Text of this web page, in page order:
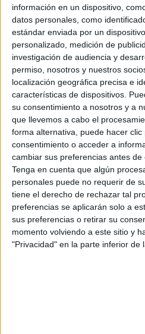
información en un dispositivo,
datos personales, como
estándar enviada por un
personalizado, medición de
investigación de audiencia y
permiso, nosotros y nuestros
localización geográfica precisa e
características de dispositivos.
su consentimiento a nosotros y a
que llevemos a cabo el
forma alternativa, puede hacer clic
consentimiento o acceder a
cambiar sus preferencias antes de
Tenga en cuenta que algún
personales puede no requerir de
tiene el derecho de rechazar tal
preferencias se aplicarán solo a
sus preferencias o retirar su
momento volviendo a este sitio y
"Privacidad" en la parte inferior de